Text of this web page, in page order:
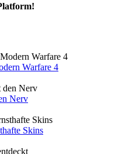
Warfare 4
Nerv
Skins